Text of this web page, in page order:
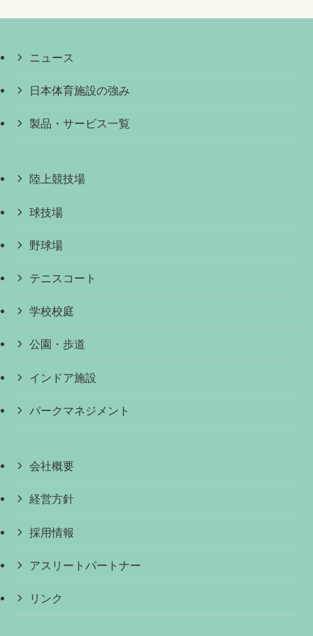
ニュース
日本体育施設の強み
製品・サービス一覧
陸上競技場
球技場
野球場
テニスコート
学校校庭
公園・歩道
インドア施設
パークマネジメント
会社概要
経営方針
採用情報
アスリートパートナー
リンク